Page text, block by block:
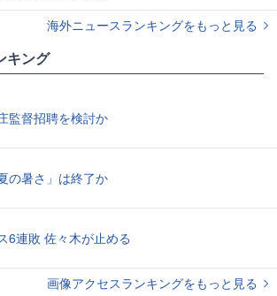
海外ニュースランキングをもっと見る
キング
監督招聘を検討か
の暑さ」は終了か
6連敗 佐々木が止める
画像アクセスランキングをもっと見る